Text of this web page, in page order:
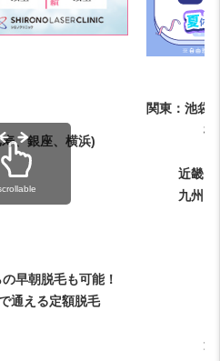
、銀座、横浜)
関東：池袋
横
近畿：
九州
早朝脱毛も可能！
通える定額脱毛
追